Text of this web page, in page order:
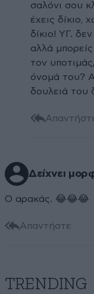
σαλόνι σου
έχεις δίκιο,
δίκιο! ΥΓ.
αλλά
τον
όνομά του?
δουλειά του
Δείχνει
Ο αρακάς. 😂😂😂
Απαντήστε
TRENDING